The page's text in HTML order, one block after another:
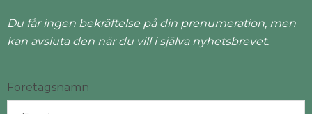
Du får ingen bekräftelse på din prenumeration, men
kan avsluta den när du vill i själva nyhetsbrevet.
Företagsnamn